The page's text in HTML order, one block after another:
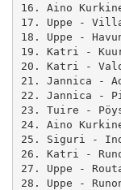
16. Aino
17. Uppe -
18. Uppe -
19. Katri -
20. Katri -
21. Jannica -
22. Jannica -
23. Tuire -
24. Aino
25. Siguri -
26. Katri -
27. Uppe -
28. Uppe -